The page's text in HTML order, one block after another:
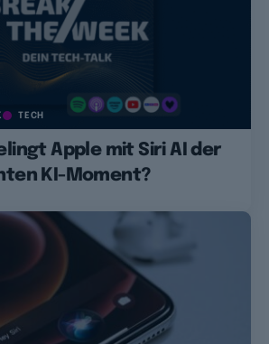
TECH
Apple mit Siri AI der
KI-Moment?